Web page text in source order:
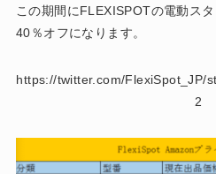
この期間にFLEXISPOTの電動ス
40％オフになります。
https://twitter.com/FlexiSpot_JP/
2